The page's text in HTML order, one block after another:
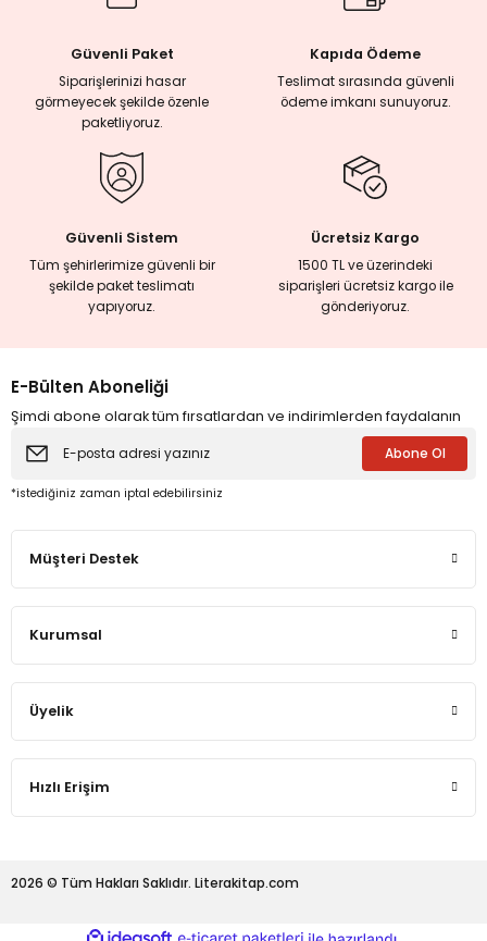
Güvenli Paket
Siparişlerinizi hasar
görmeyecek şekilde özenle
paketliyoruz.
Kapıda Ödeme
Teslimat sırasında güvenli
ödeme imkanı sunuyoruz.
Güvenli Sistem
Tüm şehirlerimize güvenli bir
şekilde paket teslimatı
yapıyoruz.
Ücretsiz Kargo
1500 TL ve üzerindeki
siparişleri ücretsiz kargo ile
gönderiyoruz.
E-Bülten Aboneliği
Şimdi abone olarak tüm fırsatlardan ve indirimlerden faydalanın
Abone Ol
*istediğiniz zaman iptal edebilirsiniz
Müşteri Destek
Kurumsal
Üyelik
Hızlı Erişim
2026 © Tüm Hakları Saklıdır. Literakitap.com
ideasoft